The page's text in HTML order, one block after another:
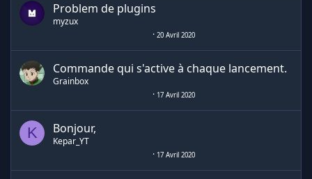
Problem de plugins
myzux
20 Avril 2020
Commande qui s'active à chaque lancement.
Grainbox
17 Avril 2020
K Bonjour,
Kepar_YT
17 Avril 2020